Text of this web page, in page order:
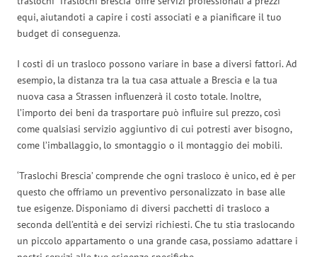
equi, aiutandoti a capire i costi associati e a pianificare il tuo
budget di conseguenza.
I costi di un trasloco possono variare in base a diversi fattori. Ad
esempio, la distanza tra la tua casa attuale a Brescia e la tua
nuova casa a Strassen influenzerà il costo totale. Inoltre,
l’importo dei beni da trasportare può influire sul prezzo, così
come qualsiasi servizio aggiuntivo di cui potresti aver bisogno,
come l’imballaggio, lo smontaggio o il montaggio dei mobili.
‘Traslochi Brescia’ comprende che ogni trasloco è unico, ed è per
questo che offriamo un preventivo personalizzato in base alle
tue esigenze. Disponiamo di diversi pacchetti di trasloco a
seconda dell’entità e dei servizi richiesti. Che tu stia traslocando
un piccolo appartamento o una grande casa, possiamo adattare i